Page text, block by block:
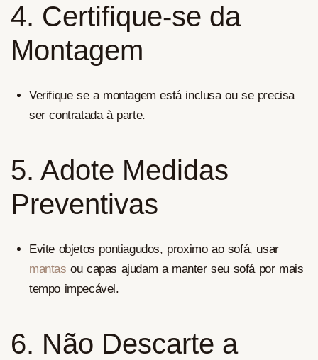
4. Certifique-se da
Montagem
Verifique se a montagem está inclusa ou se precisa
ser contratada à parte.
5. Adote Medidas
Preventivas
Evite objetos pontiagudos, proximo ao sofá, usar
mantasou capas ajudam a manter seu sofá por mais
tempo impecável.
6. Não Descarte a